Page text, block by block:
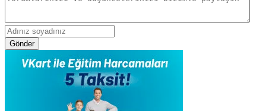
Gönder